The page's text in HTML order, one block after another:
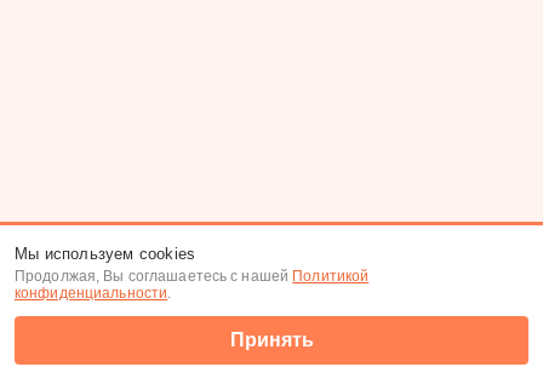
Мы используем cookies
Продолжая, Вы соглашаетесь с нашей Политикой
конфиденциальности.
Принять